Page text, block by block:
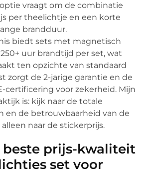
vraagt om de combinatie
per theelichtje en een korte
brandduur.
biedt sets met magnetisch
uur brandtijd per set, wat
ten opzichte van standaard
zorgt de 2-jarige garantie en de
certificering voor zekerheid. Mijn
is: kijk naar de totale
en de betrouwbaarheid van de
alleen naar de stickerprijs.
beste prijs-kwaliteit
set voor